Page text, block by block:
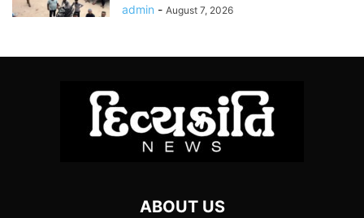
admin - August 7, 2026
ABOUT US